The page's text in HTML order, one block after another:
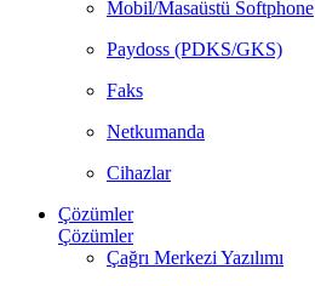
Mobil/Masaüstü Softphone
Paydoss (PDKS/GKS)
Faks
Netkumanda
Cihazlar
Çözümler
Çözümler
Çağrı Merkezi Yazılımı